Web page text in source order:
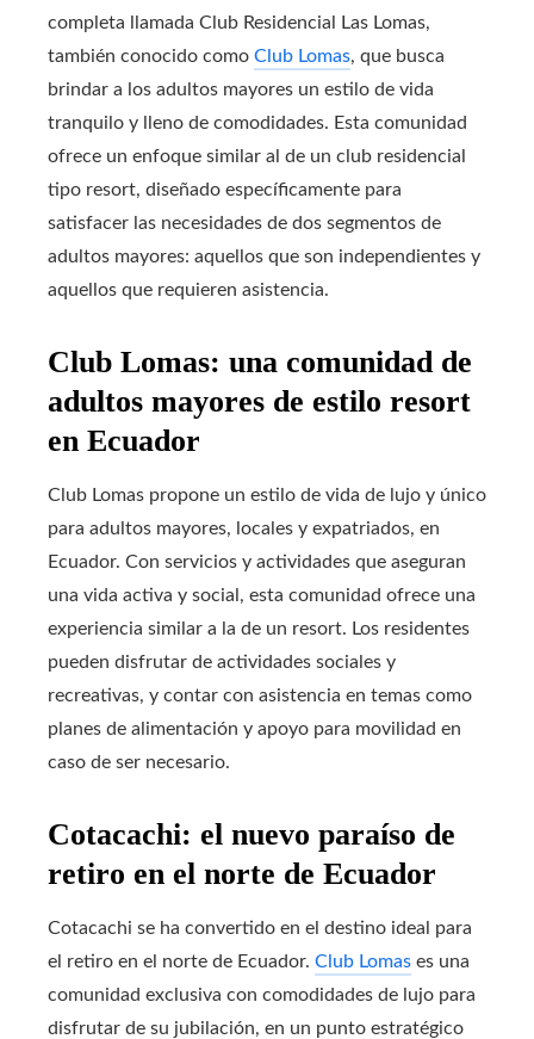
completa llamada Club Residencial Las Lomas,
también conocido como Club Lomas, que busca
brindar a los adultos mayores un estilo de vida
tranquilo y lleno de comodidades. Esta comunidad
ofrece un enfoque similar al de un club residencial
tipo resort, diseñado específicamente para
satisfacer las necesidades de dos segmentos de
adultos mayores: aquellos que son independientes y
aquellos que requieren asistencia.
Club Lomas: una comunidad de
adultos mayores de estilo resort
en Ecuador
Club Lomas propone un estilo de vida de lujo y único
para adultos mayores, locales y expatriados, en
Ecuador. Con servicios y actividades que aseguran
una vida activa y social, esta comunidad ofrece una
experiencia similar a la de un resort. Los residentes
pueden disfrutar de actividades sociales y
recreativas, y contar con asistencia en temas como
planes de alimentación y apoyo para movilidad en
caso de ser necesario.
Cotacachi: el nuevo paraíso de
retiro en el norte de Ecuador
Cotacachi se ha convertido en el destino ideal para
el retiro en el norte de Ecuador. Club Lomas es una
comunidad exclusiva con comodidades de lujo para
disfrutar de su jubilación, en un punto estratégico